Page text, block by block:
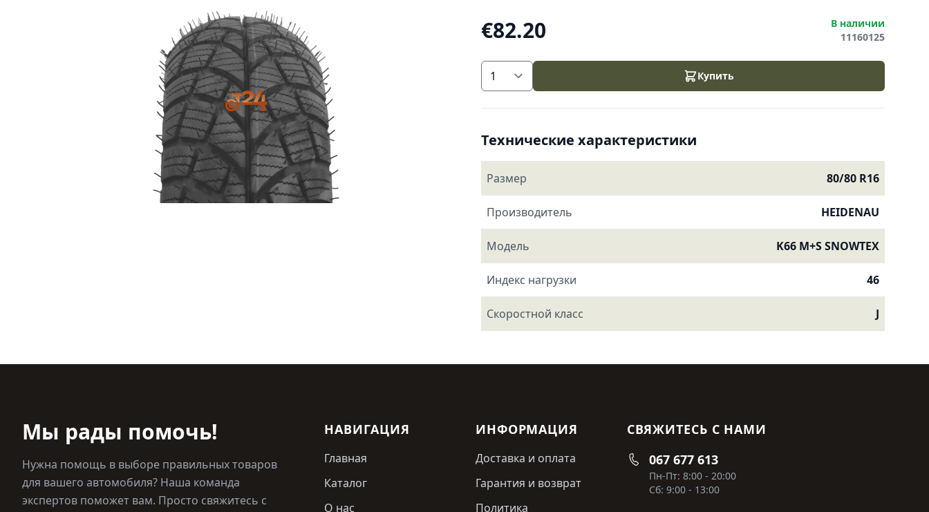
€82.20
В наличии
11160125
Купить
Технические характеристики
Размер 80/80 R16
Производитель HEIDENAU
Модель K66 M+S SNOWTEX
Индекс нагрузки 46
Скоростной класс J
Мы рады помочь!
Нужна помощь в выборе правильных товаров
для вашего автомобиля? Наша команда
экспертов поможет вам. Просто свяжитесь с
НАВИГАЦИЯ
Главная
Каталог
О нас
ИНФОРМАЦИЯ
Доставка и оплата
Гарантия и возврат
Политика
СВЯЖИТЕСЬ С НАМИ
067 677 613
Пн-Пт: 8:00 - 20:00
Сб: 9:00 - 13:00